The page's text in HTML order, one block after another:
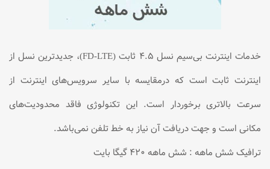
خدمات اینترنت بی‌سیم نسل ۴.۵ ثابت (FD-LTE)، جدیدترین نسل از
اینترنت ثابت است که درمقایسه با سایر سرویس‌های اینترنت از
سرعت بالاتری برخوردار است. این تکنولوژی فاقد محدودیت‌های
مکانی است و جهت دریافت آن نیاز به خط تلفن نمی‌باشد.
ترافیک شش ماهه : شش ماهه 420 گیگا بایت